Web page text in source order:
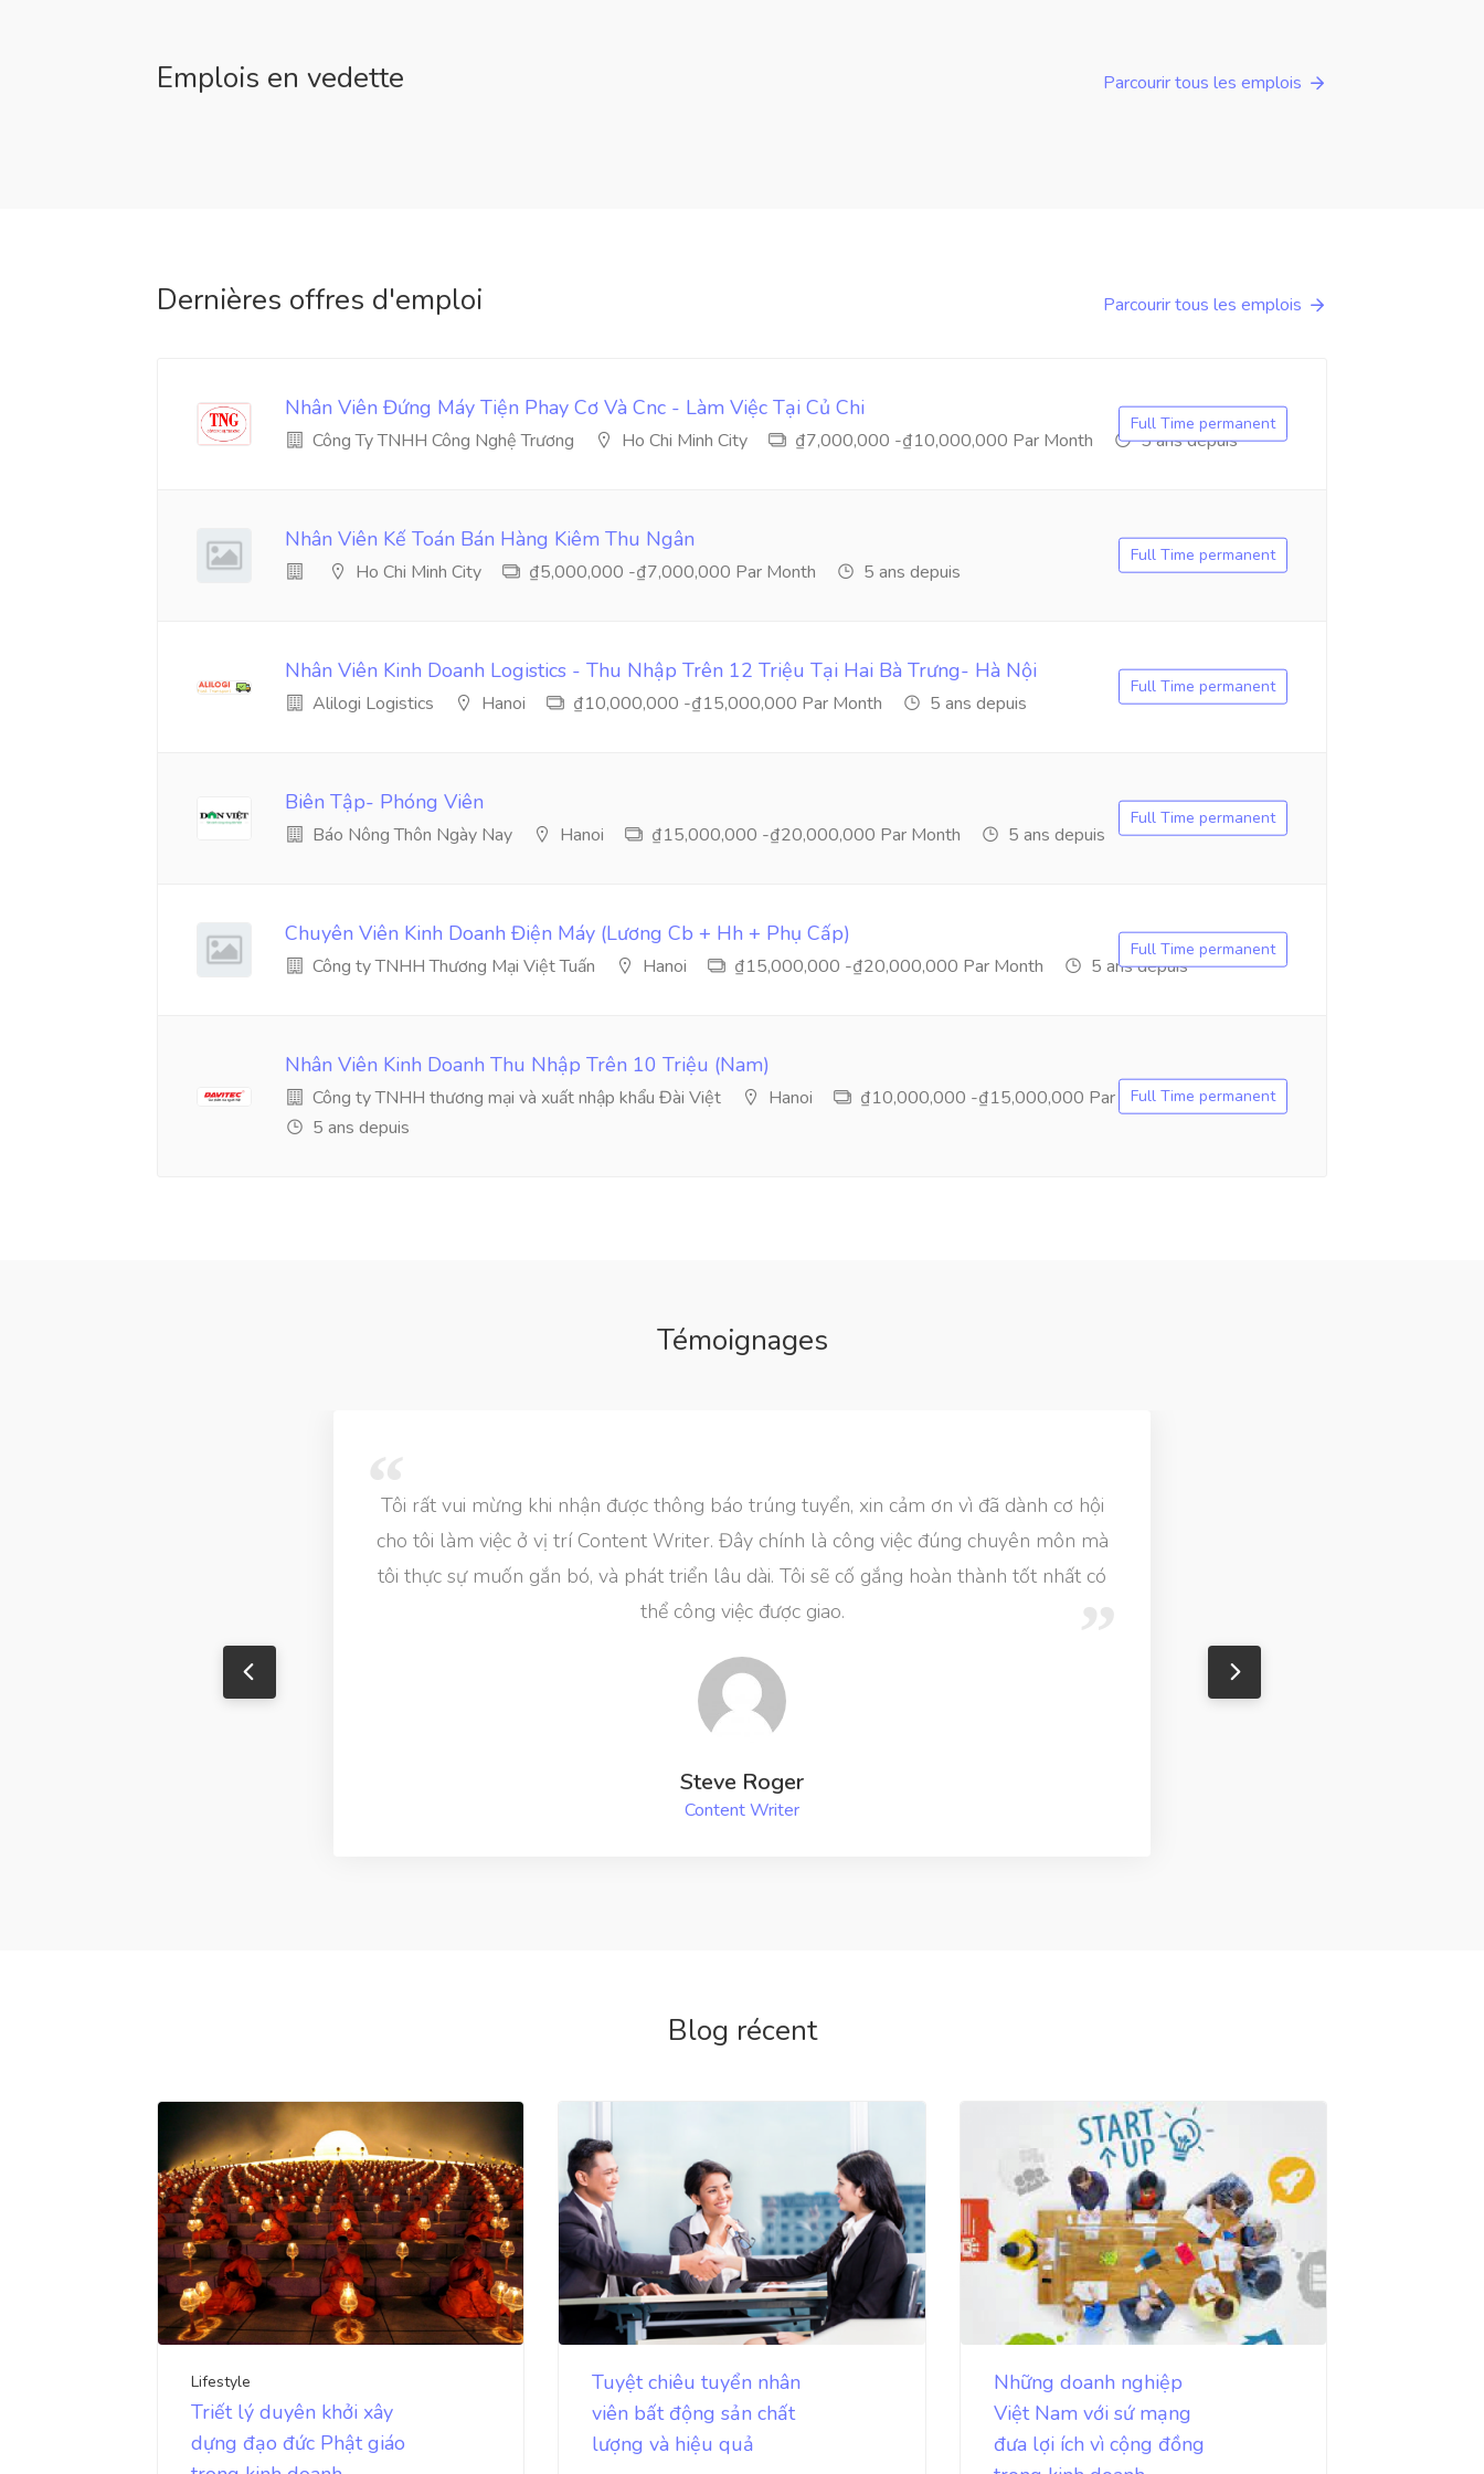
Emplois en vedette Parcourir tous les emplois
Dernières offres d'emploi Parcourir tous les emplois
Nhân Viên Đứng Máy Tiện Phay Cơ Và Cnc - Làm Việc Tại Củ Chi
Công Ty TNHH Công Nghệ Trương Ho Chi Minh City ₫7,000,000 -₫10,000,000 Par Month 5 ans depuis
Full Time permanent
Nhân Viên Kế Toán Bán Hàng Kiêm Thu Ngân
Ho Chi Minh City ₫5,000,000 -₫7,000,000 Par Month 5 ans depuis
Full Time permanent
Nhân Viên Kinh Doanh Logistics - Thu Nhập Trên 12 Triệu Tại Hai Bà Trưng- Hà Nội
Alilogi Logistics Hanoi ₫10,000,000 -₫15,000,000 Par Month 5 ans depuis
Full Time permanent
Biên Tập- Phóng Viên
Báo Nông Thôn Ngày Nay Hanoi ₫15,000,000 -₫20,000,000 Par Month 5 ans depuis
Full Time permanent
Chuyên Viên Kinh Doanh Điện Máy (Lương Cb + Hh + Phụ Cấp)
Công ty TNHH Thương Mại Việt Tuấn Hanoi ₫15,000,000 -₫20,000,000 Par Month 5 ans depuis
Full Time permanent
Nhân Viên Kinh Doanh Thu Nhập Trên 10 Triệu (Nam)
Công ty TNHH thương mại và xuất nhập khẩu Đài Việt Hanoi
₫10,000,000 -₫15,000,000 Par Month
5 ans depuis
Full Time permanent
Témoignages
Tôi rất vui mừng khi nhận được thông báo trúng tuyển, xin cảm ơn vì đã dành cơ hội
cho tôi làm việc ở vị trí Content Writer. Đây chính là công việc đúng chuyên môn mà
tôi thực sự muốn gắn bó, và phát triển lâu dài. Tôi sẽ cố gắng hoàn thành tốt nhất có
thể công việc được giao.
Steve Roger
Content Writer
Blog récent
Lifestyle
Triết lý duyên khởi xây
dựng đạo đức Phật giáo
Tuyệt chiêu tuyển nhân
viên bất động sản chất
lượng và hiệu quả
Những doanh nghiệp
Việt Nam với sứ mạng
đưa lợi ích vì cộng đồng